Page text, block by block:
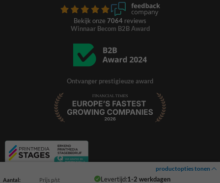
productopties tonen
Aantal: Prijs p/st Levertijd:1-2 werkdagen
Bekijk onze 7064 reviews
Winnaar Becom B2B Award
Ontvanger prestigieuze award